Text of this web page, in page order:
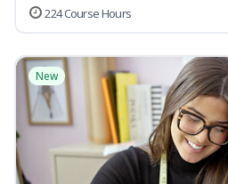
224 Course Hours
New